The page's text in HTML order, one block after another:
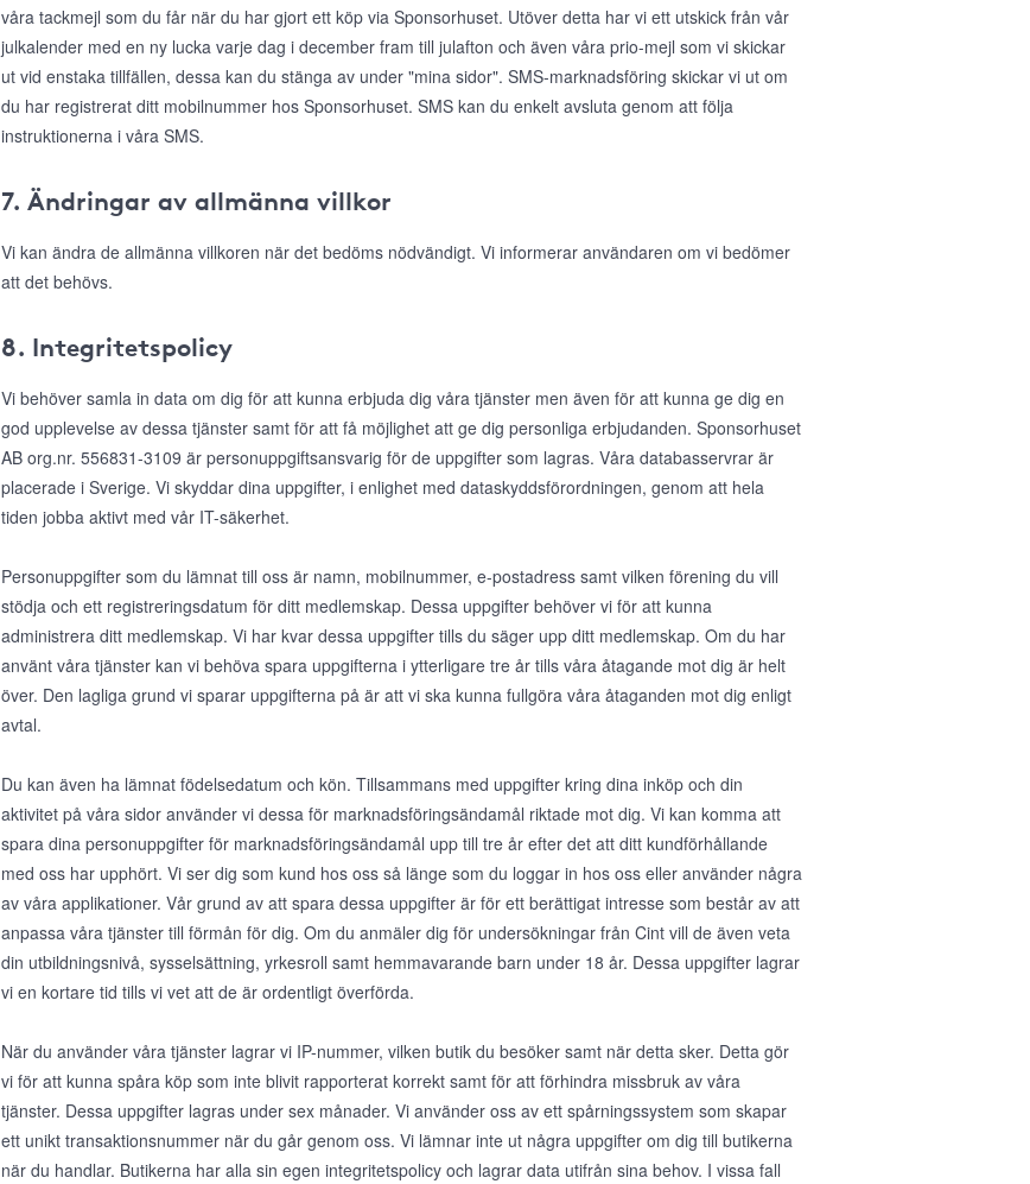
våra tackmejl som du får när du har gjort ett köp via Sponsorhuset. Utöver detta har vi ett utskick från vår
julkalender med en ny lucka varje dag i december fram till julafton och även våra prio-mejl som vi skickar
ut vid enstaka tillfällen, dessa kan du stänga av under "mina sidor". SMS-marknadsföring skickar vi ut om
du har registrerat ditt mobilnummer hos Sponsorhuset. SMS kan du enkelt avsluta genom att följa
instruktionerna i våra SMS.
7. Ändringar av allmänna villkor
Vi kan ändra de allmänna villkoren när det bedöms nödvändigt. Vi informerar användaren om vi bedömer
att det behövs.
8. Integritetspolicy
Vi behöver samla in data om dig för att kunna erbjuda dig våra tjänster men även för att kunna ge dig en
god upplevelse av dessa tjänster samt för att få möjlighet att ge dig personliga erbjudanden. Sponsorhuset
AB org.nr. 556831-3109 är personuppgiftsansvarig för de uppgifter som lagras. Våra databasservrar är
placerade i Sverige. Vi skyddar dina uppgifter, i enlighet med dataskyddsförordningen, genom att hela
tiden jobba aktivt med vår IT-säkerhet.
Personuppgifter som du lämnat till oss är namn, mobilnummer, e-postadress samt vilken förening du vill
stödja och ett registreringsdatum för ditt medlemskap. Dessa uppgifter behöver vi för att kunna
administrera ditt medlemskap. Vi har kvar dessa uppgifter tills du säger upp ditt medlemskap. Om du har
använt våra tjänster kan vi behöva spara uppgifterna i ytterligare tre år tills våra åtagande mot dig är helt
över. Den lagliga grund vi sparar uppgifterna på är att vi ska kunna fullgöra våra åtaganden mot dig enligt
avtal.
Du kan även ha lämnat födelsedatum och kön. Tillsammans med uppgifter kring dina inköp och din
aktivitet på våra sidor använder vi dessa för marknadsföringsändamål riktade mot dig. Vi kan komma att
spara dina personuppgifter för marknadsföringsändamål upp till tre år efter det att ditt kundförhållande
med oss har upphört. Vi ser dig som kund hos oss så länge som du loggar in hos oss eller använder några
av våra applikationer. Vår grund av att spara dessa uppgifter är för ett berättigat intresse som består av att
anpassa våra tjänster till förmån för dig. Om du anmäler dig för undersökningar från Cint vill de även veta
din utbildningsnivå, sysselsättning, yrkesroll samt hemmavarande barn under 18 år. Dessa uppgifter lagrar
vi en kortare tid tills vi vet att de är ordentligt överförda.
När du använder våra tjänster lagrar vi IP-nummer, vilken butik du besöker samt när detta sker. Detta gör
vi för att kunna spåra köp som inte blivit rapporterat korrekt samt för att förhindra missbruk av våra
tjänster. Dessa uppgifter lagras under sex månader. Vi använder oss av ett spårningssystem som skapar
ett unikt transaktionsnummer när du går genom oss. Vi lämnar inte ut några uppgifter om dig till butikerna
när du handlar. Butikerna har alla sin egen integritetspolicy och lagrar data utifrån sina behov. I vissa fall